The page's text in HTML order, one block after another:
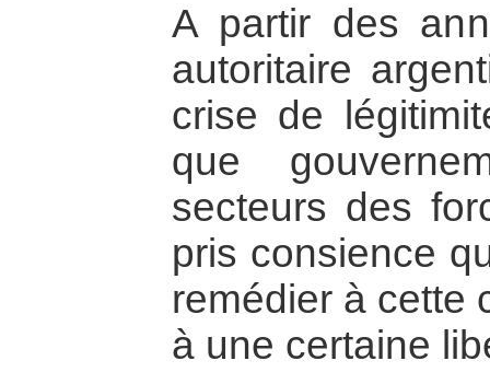
A partir des
autoritaire
crise de
que
secteurs des
pris consience
remédier à cette
à une certaine